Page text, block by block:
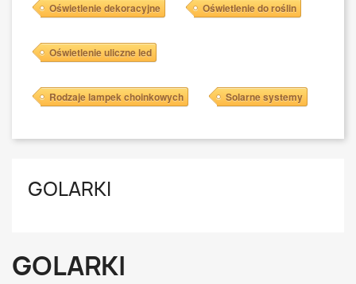
Oświetlenie dekoracyjne Oświetlenie do roślin
Oświetlenie uliczne led
Rodzaje lampek choinkowych Solarne systemy
GOLARKI
GOLARKI